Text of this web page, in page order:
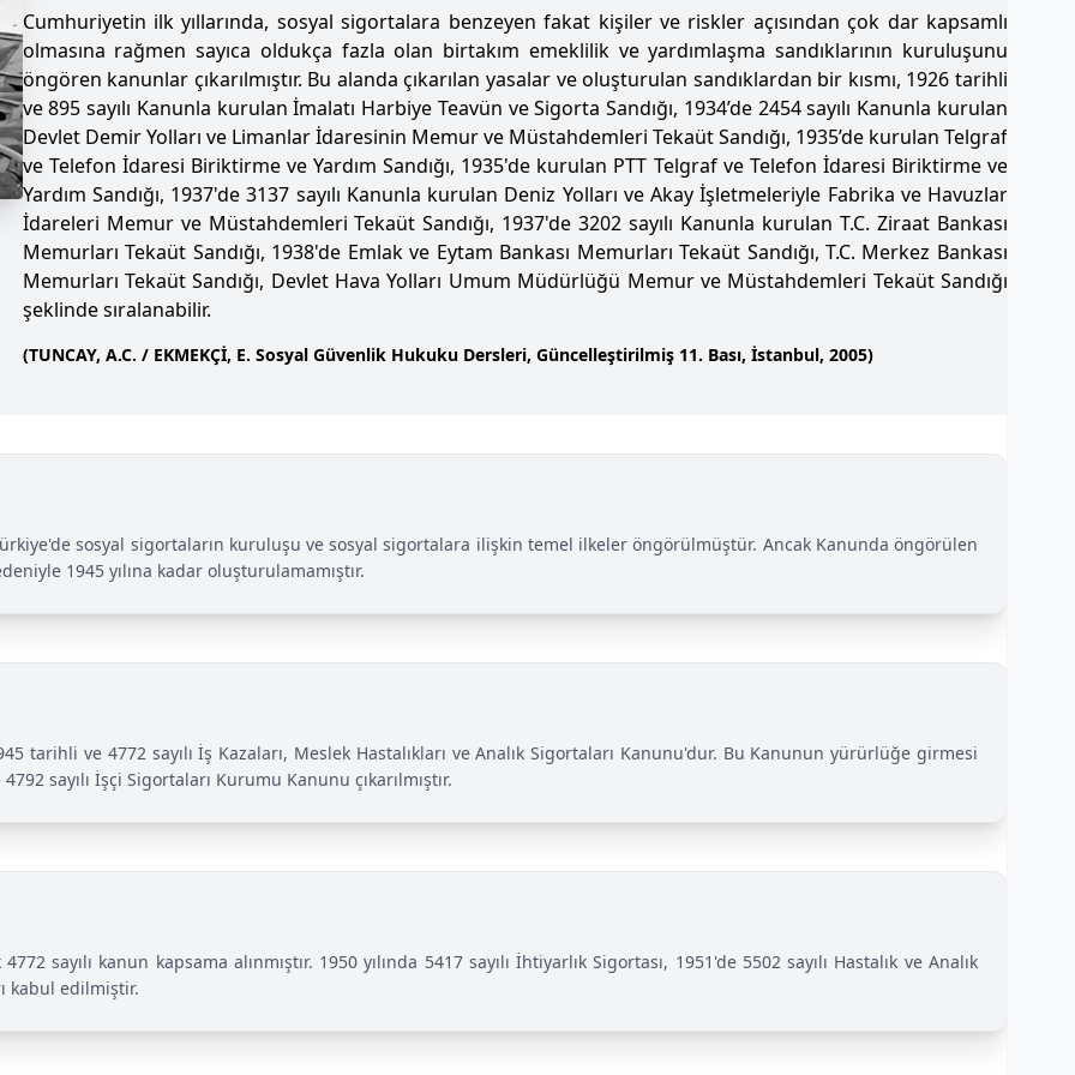
Cumhuriyetin ilk yıllarında, sosyal sigortalara benzeyen fakat kişiler ve riskler açısından çok dar kapsamlı
olmasına rağmen sayıca oldukça fazla olan birtakım emeklilik ve yardımlaşma sandıklarının kuruluşunu
öngören kanunlar çıkarılmıştır. Bu alanda çıkarılan yasalar ve oluşturulan sandıklardan bir kısmı, 1926 tarihli
ve 895 sayılı Kanunla kurulan İmalatı Harbiye Teavün ve Sigorta Sandığı, 1934’de 2454 sayılı Kanunla kurulan
Devlet Demir Yolları ve Limanlar İdaresinin Memur ve Müstahdemleri Tekaüt Sandığı, 1935’de kurulan Telgraf
ve Telefon İdaresi Biriktirme ve Yardım Sandığı, 1935'de kurulan PTT Telgraf ve Telefon İdaresi Biriktirme ve
Yardım Sandığı, 1937'de 3137 sayılı Kanunla kurulan Deniz Yolları ve Akay İşletmeleriyle Fabrika ve Havuzlar
İdareleri Memur ve Müstahdemleri Tekaüt Sandığı, 1937'de 3202 sayılı Kanunla kurulan T.C. Ziraat Bankası
Memurları Tekaüt Sandığı, 1938'de Emlak ve Eytam Bankası Memurları Tekaüt Sandığı, T.C. Merkez Bankası
Memurları Tekaüt Sandığı, Devlet Hava Yolları Umum Müdürlüğü Memur ve Müstahdemleri Tekaüt Sandığı
şeklinde sıralanabilir.
(TUNCAY, A.C. / EKMEKÇİ, E. Sosyal Güvenlik Hukuku Dersleri, Güncelleştirilmiş 11. Bası, İstanbul, 2005)
sosyal sigortaların kuruluşu ve sosyal sigortalara ilişkin temel ilkeler öngörülmüştür. Ancak Kanunda öngörülen
1945 yılına kadar oluşturulamamıştır.
tarihli ve 4772 sayılı İş Kazaları, Meslek Hastalıkları ve Analık Sigortaları Kanunu'dur. Bu Kanunun yürürlüğe girmesi
sayılı İşçi Sigortaları Kurumu Kanunu çıkarılmıştır.
sayılı kanun kapsama alınmıştır. 1950 yılında 5417 sayılı İhtiyarlık Sigortası, 1951'de 5502 sayılı Hastalık ve Analık
kabul edilmiştir.